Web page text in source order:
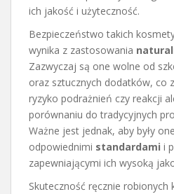
ich jakość i użyteczność.
Bezpieczeństwo takich
wynika z zastosowania
Zazwyczaj są one wolne od
oraz sztucznych dodatków, co
ryzyko podrażnień czy reakcji
porównaniu do tradycyjnych
Ważne jest jednak, aby były
odpowiednimi standardami i
zapewniającymi ich wysoką
Skuteczność ręcznie